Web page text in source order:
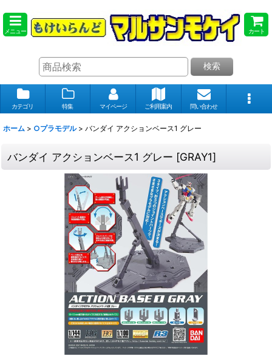
メニュー カート
検索
カテゴリ 特集 マイページ ご利用案内 問い合わせ
ホーム > ○プラモデル > バンダイ アクションベース1 グレー
バンダイ アクションベース1 グレー [GRAY1]